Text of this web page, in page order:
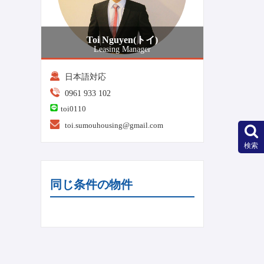
Toi Nguyen(トイ)
Leasing Manager
日本語対応
0961 933 102
toi0110
toi.sumouhousing@gmail.com
同じ条件の物件
検索